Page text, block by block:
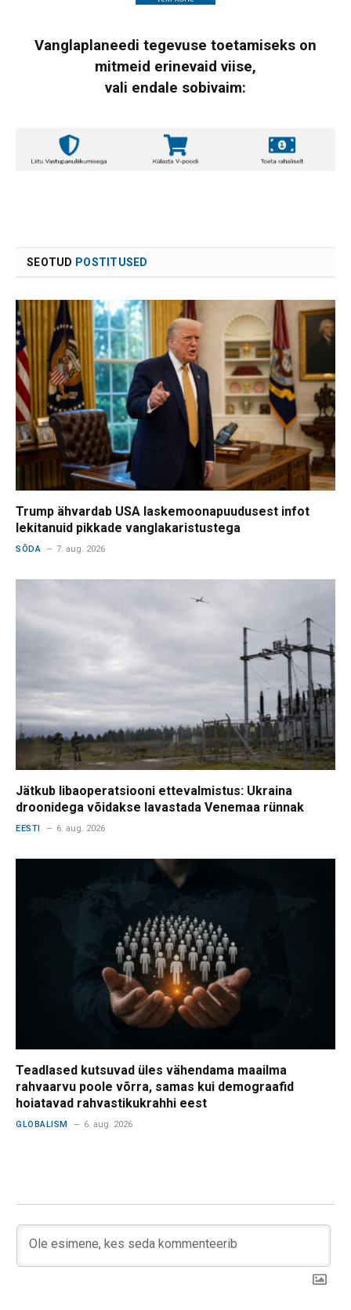
Vanglaplaneedi tegevuse toetamiseks on
mitmeid erinevaid viise,
vali endale sobivaim:
SEOTUD POSTITUSED
Trump ähvardab USA laskemoonapuudusest infot
lekitanuid pikkade vanglakaristustega
SÕDA 7. aug. 2026
Jätkub libaoperatsiooni ettevalmistus: Ukraina
droonidega võidakse lavastada Venemaa rünnak
EESTI 6. aug. 2026
Teadlased kutsuvad üles vähendama maailma
rahvaarvu poole võrra, samas kui demograafid
hoiatavad rahvastikukrahhi eest
GLOBALISM 6. aug. 2026